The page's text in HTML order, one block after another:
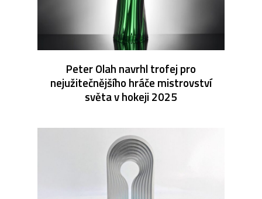
Peter Olah navrhl trofej pro
nejužitečnějšího hráče mistrovství
světa v hokeji 2025